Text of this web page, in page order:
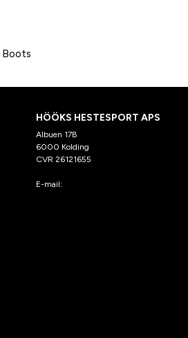
Boots
HÖÖKS HESTESPORT APS
Albuen 17B
6000 Kolding
CVR 26121655
E-mail: